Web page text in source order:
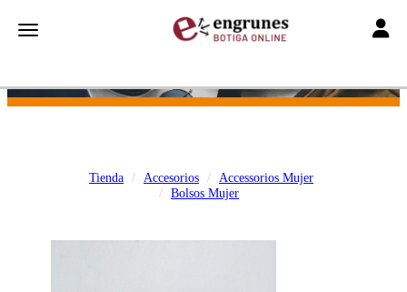
Toggle navigation
Tienda Accesorios
Accessorios Mujer
Bolsos Mujer